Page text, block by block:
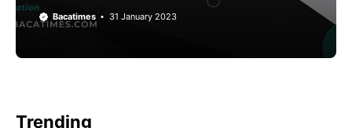
Bacatimes 31 January 2023
Trending